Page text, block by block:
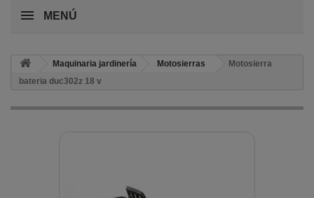
MENÚ
Maquinaria jardinería Motosierras
Motosierra
bateria duc302z 18 v